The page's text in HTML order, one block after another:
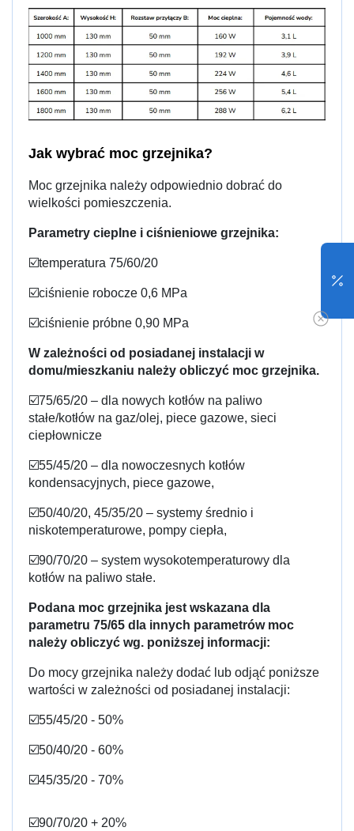
Jak wybrać moc grzejnika?
Moc grzejnika należy odpowiednio dobrać do
wielkości pomieszczenia.
Parametry cieplne i ciśnieniowe grzejnika:
☑️temperatura 75/60/20
☑️ciśnienie robocze 0,6 MPa
☑️ciśnienie próbne 0,90 MPa
W zależności od posiadanej instalacji w
domu/mieszkaniu należy obliczyć moc grzejnika.
☑️75/65/20 – dla nowych kotłów na paliwo
stałe/kotłów na gaz/olej, piece gazowe, sieci
ciepłownicze
☑️55/45/20 – dla nowoczesnych kotłów
kondensacyjnych, piece gazowe,
☑️50/40/20, 45/35/20 – systemy średnio i
niskotemperaturowe, pompy ciepła,
☑️90/70/20 – system wysokotemperaturowy dla
kotłów na paliwo stałe.
Podana moc grzejnika jest wskazana dla
parametru 75/65 dla innych parametrów moc
należy obliczyć wg. poniższej informacji:
Do mocy grzejnika należy dodać lub odjąć poniższe
wartości w zależności od posiadanej instalacji:
☑️55/45/20 - 50%
☑️50/40/20 - 60%
☑️45/35/20 - 70%
☑️90/70/20 + 20%